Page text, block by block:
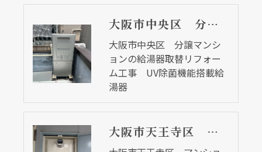
大阪市中央区 分譲マンションの給湯器取替リフォーム工事 UV除菌機能搭載給湯器
大阪市中央区 分譲マンシ
ョンの給湯器取替リフォー
ム工事 UV除菌機能搭載給
湯器
大阪市天王寺区 マンションの給湯器取替リフォーム工事